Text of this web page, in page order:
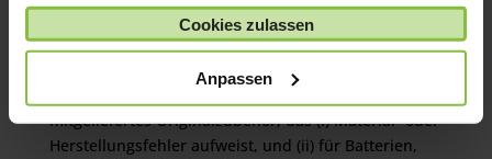
gesammelt haben.
Cookies zulassen
Anpassen
gekauft werden und bietet bis zu drei Jahre ab
Originalkaufdatum des Mac zusätzliche
Serviceoptionen. Die Serviceleistung kann nur für
mitgeliefertes Originalzubehör, das (i) Material- oder
Herstellungsfehler aufweist, und (ii) für Batterien,